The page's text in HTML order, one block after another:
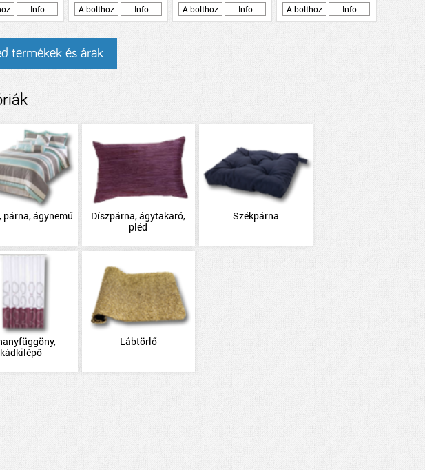
Info
A bolthoz
Info
A bolthoz
Info
A bolthoz
Info
termékek és árak
párna, ágynemű
Díszpárna, ágytakaró,
pléd
Székpárna
kádkilépő
Lábtörlő